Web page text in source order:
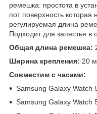
ремешка: простота в
пот поверхность которая
регулируемая длина
Подходит для запястья в
Общая длина ремешка:
Ширина крепления: 20
Совместим с часами:
Samsung Galaxy Watch
Samsung Galaxy Watch